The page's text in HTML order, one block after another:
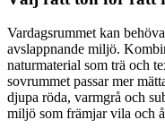
Vardagsrummet kan
avslappnande miljö.
naturmaterial som trä och
sovrummet passar mer
djupa röda, varmgrå och
miljö som främjar vila och